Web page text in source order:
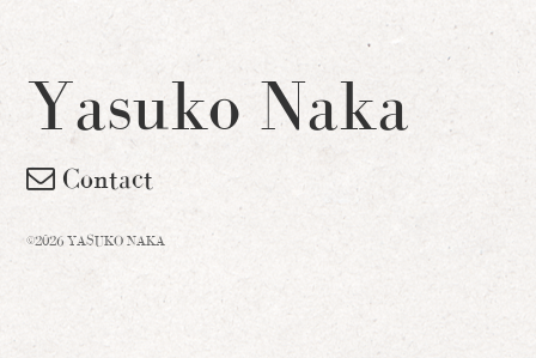
Yasuko Naka
Contact
©2026 YASUKO NAKA